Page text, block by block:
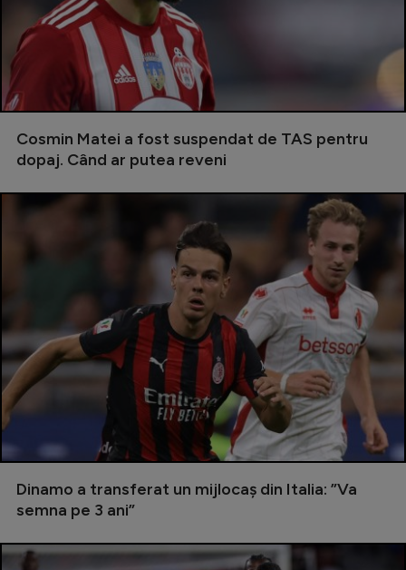
JO 2024
JO 2026
Intră în cont
Creează cont
Cosmin Matei a fost suspendat de TAS pentru
dopaj. Când ar putea reveni
Dinamo a transferat un mijlocaș din Italia: ”Va
semna pe 3 ani”